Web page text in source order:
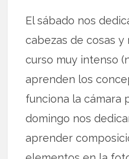
El sábado nos
cabezas de cosas y
curso muy intenso
aprenden los
funciona la cámara
domingo nos
aprender